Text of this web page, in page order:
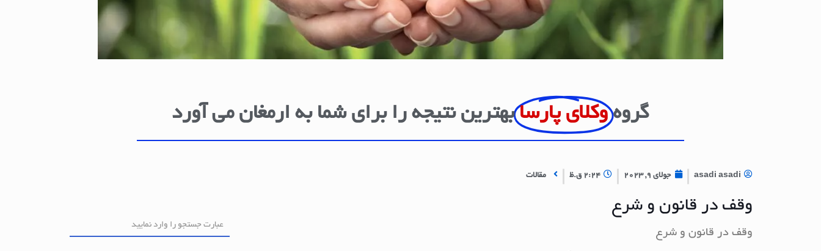
گروه وکلای پارسا بهترین نتیجه را برای شما به ارمغان می آورد
asadi asadi جولای 9, 2023 2:24 ق.ظ مقالات
وقف در قانون و شرع
وقف در قانون و شرع